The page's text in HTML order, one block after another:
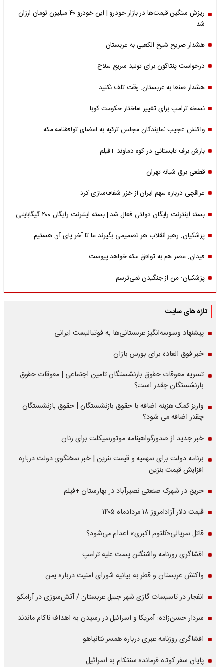
ریزش سنگین قیمت‌ها در بازار خودرو | این خودرو ۴۰ میلیون تومان ارزان
شد
هشدار صریح شیخ الکعبی به عربستان
درخواست پنتاگون برای تولید سریع سلاح
هشدار صنعا به عربستان: وقت تلف نکنید
نسخه ترامپ برای تغییر ساختار حکومت کوبا
واکنش عجیب نمایندگان مجلس ترکیه به امضای توافقنامه مکه
بارش برف تابستانی در کوه دماوند +فیلم
قطعی برق شبانه تهران
عراقچی درباره سهم ایران از خزر شفاف‌سازی کرد
بسته اینترنت رایگان دولتی فعال شد | بسته اینترنت رایگان ۲۰۰ گیگابایتی
پزشکیان: رهبر انقلاب هر تصمیمی بگیرند ما تا آخر پای آن هستیم
فیدان: مصر هم به توافق مکه خواهد پیوست
پزشکیان: من از جنگیدن نمی‌ترسم
تازه های سایت
پیشنهاد وسوسه‌انگیز عربستانی‌ها به فوتبالیست ایرانی
خبر فوق العاده برای بورس بازان
تسویه معوقات حقوق بازنشستگان تامین اجتماعی | معوقات حقوق
بازنشستگان چقدر است؟
واریز کمک هزینه اضافه با حقوق بازنشستگان | حقوق بازنشستگان
چقدر اضافه می شود؟
خبر جدید از صدورگواهینامه موتورسیکلت برای زنان
برنامه دولت برای سهمیه و قیمت بنزین | خبر سخنگوی دولت درباره
افزایش قیمت بنزین
حریق در شهرک صنعتی نصیرآباد در بهارستان +فیلم
قیمت دلار آزادامروز ۱۸ مردادماه ۱۴۰۵
قاتل سریالی«کلثوم اکبری» اعدام می‌شود؟
افشاگری روزنامه واشنگتن پست علیه ترامپ
واکنش عربستان و قطر به بیانیه شورای امنیت درباره یمن
انفجار در تاسیسات گازی شهر جبیل عربستان / آتش‌سوزی در آرامکو
سردار حسن‌زاده: آمریکا و اسرائیل در رسیدن به اهداف ناکام ماندند
افشاگری روزنامه عبری درباره همسر نتانیاهو
پایان سفر کوتاه فرمانده سنتکام به اسرائیل